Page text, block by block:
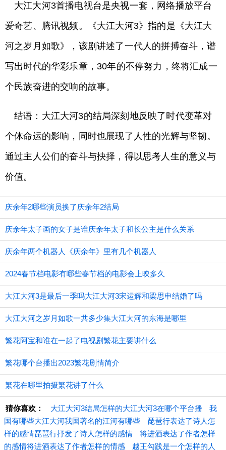
大江大河3首播电视台是央视一套，网络播放平台
爱奇艺、腾讯视频。《大江大河3》指的是《大江大
河之岁月如歌》，该剧讲述了一代人的拼搏奋斗，谱
写出时代的华彩乐章，30年的不停努力，终将汇成一
个民族奋进的交响的故事。
结语：大江大河3的结局深刻地反映了时代变革对
个体命运的影响，同时也展现了人性的光辉与坚韧。
通过主人公们的奋斗与抉择，得以思考人生的意义与
价值。
庆余年2哪些演员换了庆余年2结局
庆余年太子画的女子是谁庆余年太子和长公主是什么关系
庆余年两个机器人《庆余年》里有几个机器人
2024春节档电影有哪些春节档的电影会上映多久
大江大河3是最后一季吗大江大河3宋运辉和梁思申结婚了吗
大江大河之岁月如歌一共多少集大江大河的东海是哪里
繁花阿宝和谁在一起了电视剧繁花主要讲什么
繁花哪个台播出2023繁花剧情简介
繁花在哪里拍摄繁花讲了什么
猜你喜欢： 大江大河3结局怎样的大江大河3在哪个平台播
我
国有哪些大江大河我国著名的江河有哪些
琵琶行表达了诗人怎
样的感情琵琶行抒发了诗人怎样的感情
将进酒表达了作者怎样
的感情将进酒表达了作者怎样的情感
越王勾践是一个怎样的人